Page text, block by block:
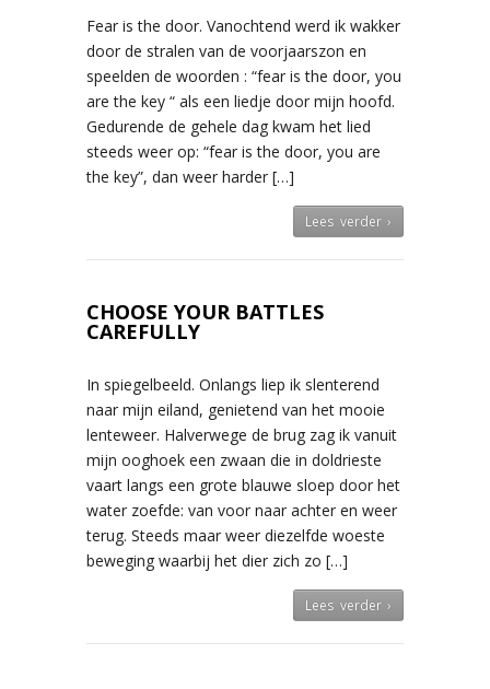
Fear is the door. Vanochtend werd ik wakker
door de stralen van de voorjaarszon en
speelden de woorden : “fear is the door, you
are the key “ als een liedje door mijn hoofd.
Gedurende de gehele dag kwam het lied
steeds weer op: “fear is the door, you are
the key”, dan weer harder […]
Lees verder ›
CHOOSE YOUR BATTLES
CAREFULLY
In spiegelbeeld. Onlangs liep ik slenterend
naar mijn eiland, genietend van het mooie
lenteweer. Halverwege de brug zag ik vanuit
mijn ooghoek een zwaan die in doldrieste
vaart langs een grote blauwe sloep door het
water zoefde: van voor naar achter en weer
terug. Steeds maar weer diezelfde woeste
beweging waarbij het dier zich zo […]
Lees verder ›